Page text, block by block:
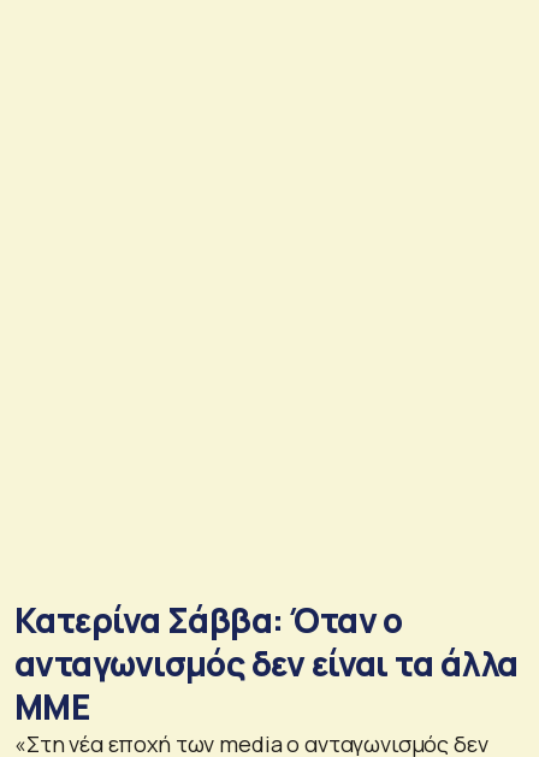
Κατερίνα Σάββα: Όταν ο
ανταγωνισμός δεν είναι τα άλλα
ΜΜΕ
«Στη νέα εποχή των media ο ανταγωνισμός δεν